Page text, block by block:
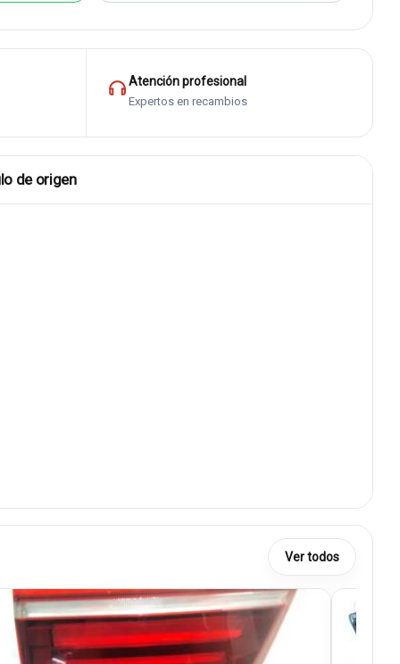
Atención profesional
Expertos en recambios
de origen
Ver todos